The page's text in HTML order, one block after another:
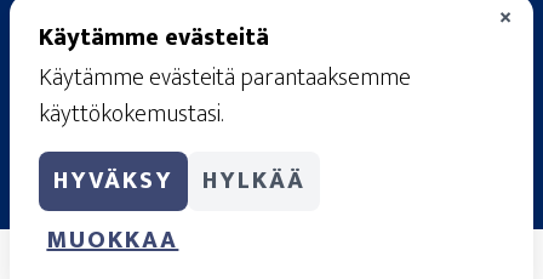
© 2026· Etelä-Karjalan kauppakamari ·
Raatimiehenkatu 20 A, 53100 Lappeenranta
rekisteriseloste ·käyttöehdot
· evästekäytännöt
×
Käytämme evästeitä
Käytämme evästeitä parantaaksemme
käyttökokemustasi.
HYVÄKSY
HYLKÄÄ
MUOKKAA